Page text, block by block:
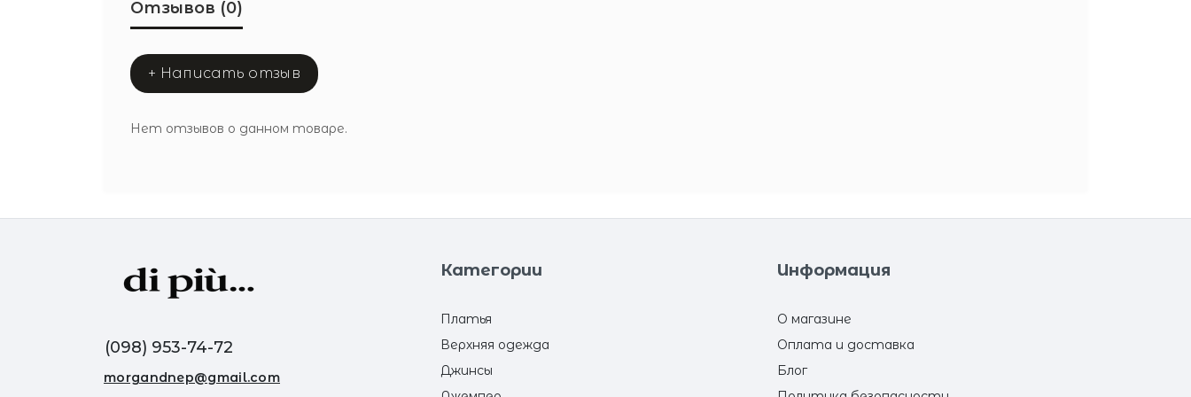
Отзывов (0)
+ Написать отзыв
Нет отзывов о данном товаре.
(098) 953-74-72
morgandnep@gmail.com
Категории
Платья
Верхняя одежда
Джинсы
Информация
О магазине
Оплата и доставка
Блог